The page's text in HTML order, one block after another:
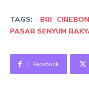
TAGS: BRI CIREBON
PASAR SENYUM
Facebook